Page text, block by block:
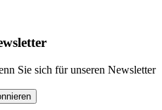
Sie sich für unseren Newsletter